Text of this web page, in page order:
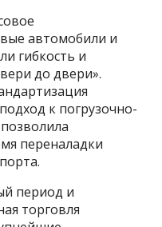
автомобили и
гибкость и
до двери».
к погрузочно-
переналадки
период и
торговля